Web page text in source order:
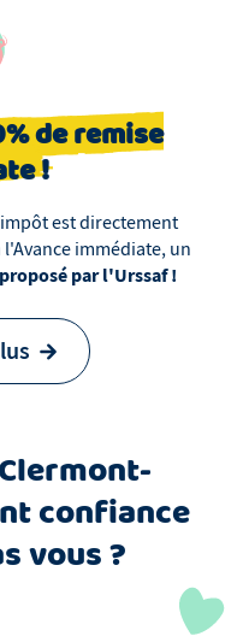
de remise
!
est directement
immédiate, un
par l'Urssaf !
Clermont-
confiance
vous ?